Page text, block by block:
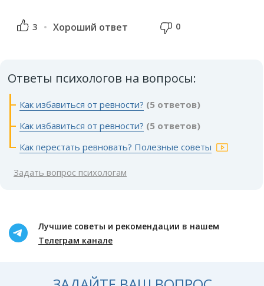
3 Хороший ответ 0
Ответы психологов на вопросы:
Как избавиться от ревности? (5 ответов)
Как избавиться от ревности? (5 ответов)
Как перестать ревновать? Полезные советы
Задать вопрос психологам
Лучшие советы и рекомендации в нашем
Телеграм канале